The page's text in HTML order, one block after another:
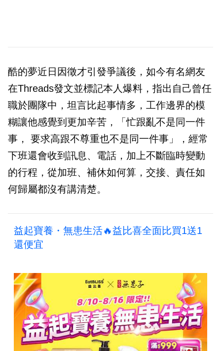
酷的夢近日因徵才引發爭議後，如今有名網友
在Threads發文並標記本人爆料，指出自己曾任
職於團隊中，坦言比起事情多，工作邊界的模
糊讓他感覺到更加辛苦，「忙跟亂不是同一件
事， 要求高跟不尊重也不是同一件事」，經常
下班還會收到訊息、電話，加上不斷臨時變動
的行程，從加班、補休如何算，交接、責任如
何歸屬都沒有講清楚。
益起寶養・無患生活🔥益比喜全面比買1送1
還便宜